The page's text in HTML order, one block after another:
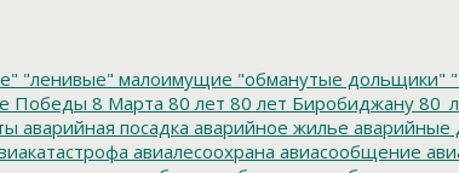
"ленивые" малоимущие "обманутые дольщики"
Победы 8 Марта 80 лет 80 лет Биробиджану
аварийная посадка аварийное жилье аварийные
авиалесоохрана авиасообщение